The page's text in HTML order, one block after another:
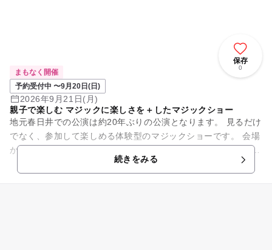
保存
0
まもなく開催
予約受付中 〜9月20日(日)
2026年9月21日(月)
親子で楽しむ マジックに楽しさを＋したマジックショー
地元春日井での公演は約20年ぶりの公演となります。 見るだけ
でなく、参加して楽しめる体験型のマジックショーです。 会場
から聞こえる、「えーなんでー？」の子どもたちの声 どうなっ
続きをみる